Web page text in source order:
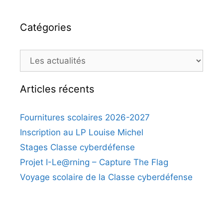
Catégories
Catégories
Articles récents
Fournitures scolaires 2026-2027
Inscription au LP Louise Michel
Stages Classe cyberdéfense
Projet I-Le@rning – Capture The Flag
Voyage scolaire de la Classe cyberdéfense